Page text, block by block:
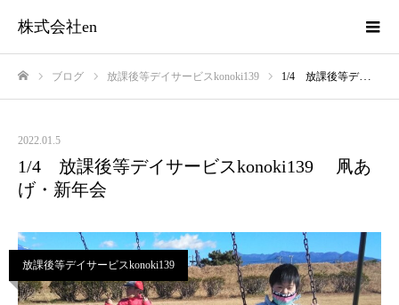
株式会社en
ブログ 放課後等デイサービスkonoki139 1/4 放課後等デイサービスkonoki139 凧あげ・新年会
2022.01.5
1/4 放課後等デイサービスkonoki139 凧あ
げ・新年会
放課後等デイサービスkonoki139